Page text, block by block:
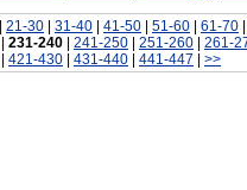
21-30 31-40 41-50 51-60 61-70
231-240 241-250 251-260 261-
421-430 431-440 441-447 >>